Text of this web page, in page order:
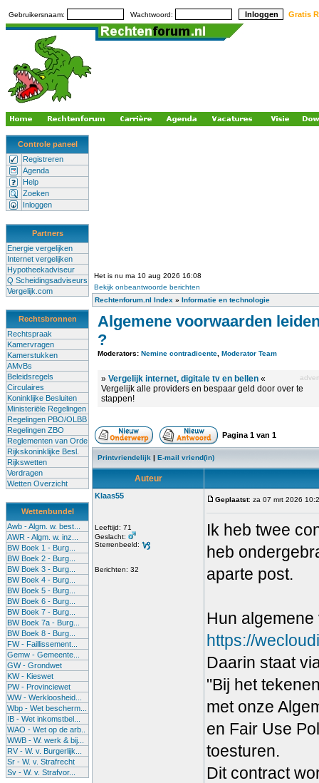
Gebruikersnaam: Wachtwoord: Gratis
Controle paneel
Registreren
Agenda
Help
Zoeken
Inloggen
Partners
Energie vergelijken
Internet vergelijken
Hypotheekadviseur
Q Scheidingsadviseurs
Vergelijk.com
Rechtsbronnen
Rechtspraak
Kamervragen
Kamerstukken
AMvBs
Beleidsregels
Circulaires
Koninklijke Besluiten
Ministeriële Regelingen
Regelingen PBO/OLBB
Regelingen ZBO
Reglementen van Orde
Rijkskoninklijke Besl.
Rijkswetten
Verdragen
Wetten Overzicht
Wettenbundel
Awb - Algm. w. best...
AWR - Algm. w. inz...
BW Boek 1 - Burg...
BW Boek 2 - Burg...
BW Boek 3 - Burg...
BW Boek 4 - Burg...
BW Boek 5 - Burg...
BW Boek 6 - Burg...
BW Boek 7 - Burg...
BW Boek 7a - Burg...
BW Boek 8 - Burg...
FW - Faillissement...
Gemw - Gemeente...
GW - Grondwet
KW - Kieswet
PW - Provinciewet
WW - Werkloosheid...
Wbp - Wet bescherm...
IB - Wet inkomstbel...
WAO - Wet op de arb..
WWB - W. werk & bij...
RV - W. v. Burgerlijk...
Sr - W. v. Strafrecht
Sv - W. v. Strafvor...
Het is nu ma 10 aug 2026 16:08
Bekijk onbeantwoorde berichten
Rechtenforum.nl Index » Informatie en technologie
Algemene voorwaarden
?
Moderators: Nemine contradicente Moderator Team
» Vergelijk internet, digitale tv en bellen «
Vergelijk alle providers en bespaar geld door over te
stappen!
Pagina 1 van 1
Printvriendelijk | E-mail vriend(in)
Auteur
Klaas55
Leeftijd: 71
Geslacht:
Sterrenbeeld:
Berichten: 32
Geplaatst: za 07 mrt 2026
Ik heb twee
heb
aparte post.
Hun
https://
Daarin staat
"Bij het
met onze
en Fair Use
toesturen.
Dit contract